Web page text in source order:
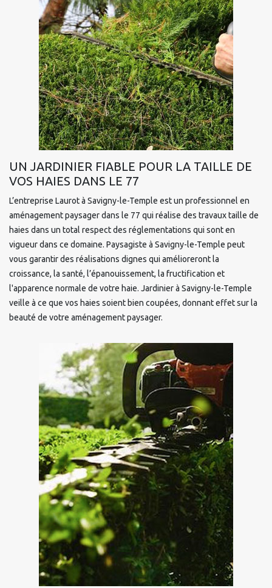
UN JARDINIER FIABLE POUR LA TAILLE DE
VOS HAIES DANS LE 77
L’entreprise Laurot à Savigny-le-Temple est un professionnel en
aménagement paysager dans le 77 qui réalise des travaux taille de
haies dans un total respect des réglementations qui sont en
vigueur dans ce domaine. Paysagiste à Savigny-le-Temple peut
vous garantir des réalisations dignes qui amélioreront la
croissance, la santé, l’épanouissement, la fructification et
l'apparence normale de votre haie. Jardinier à Savigny-le-Temple
veille à ce que vos haies soient bien coupées, donnant effet sur la
beauté de votre aménagement paysager.